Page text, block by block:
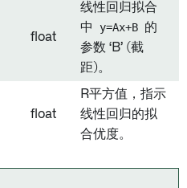
float
线性回归拟合
中
y=Ax+B 的
参数 ‘B’ (截
距)。
float
R平方值，指示
线性回归的拟
合优度。